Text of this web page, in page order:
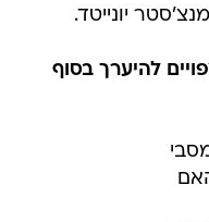
יונייטד.
להיערך בסוף